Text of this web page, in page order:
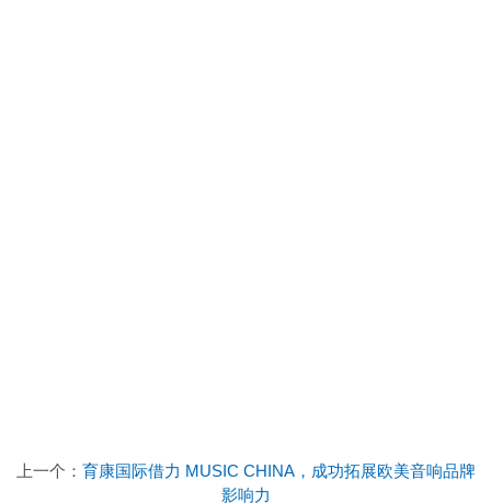
上一个： 育康国际借力 MUSIC CHINA，成功拓展欧美音响品牌
影响力